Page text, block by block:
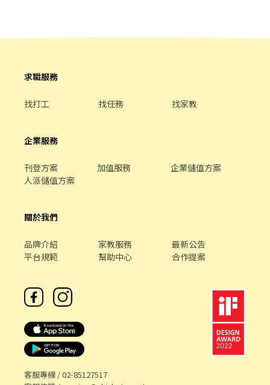
求職服務
找打工 找任務 找家教
企業服務
刊登方案 加值服務
企業儲值方案
人派儲值方案
關於我們
品牌介紹 家教服務
最新公告
平台規範
幫助中心 合作提案
客服專線 /02-85127517